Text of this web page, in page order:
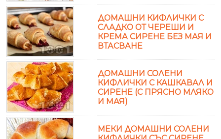
ДОМАШНИ КИФЛИЧКИ С
СЛАДКО ОТ ЧЕРЕШИ И
КРЕМА СИРЕНЕ БЕЗ МАЯ И
ВТАСВАНЕ
ДОМАШНИ СОЛЕНИ
КИФЛИЧКИ С КАШКАВАЛ И
СИРЕНЕ (С ПРЯСНО МЛЯКО
И МАЯ)
МЕКИ ДОМАШНИ СОЛЕНИ